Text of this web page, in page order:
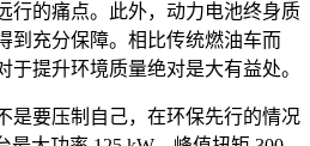
行的痛点。此外，动力电池终身质
到充分保障。相比传统燃油车而
于提升环境质量绝对是大有益处。
要压制自己，在环保先行的情况